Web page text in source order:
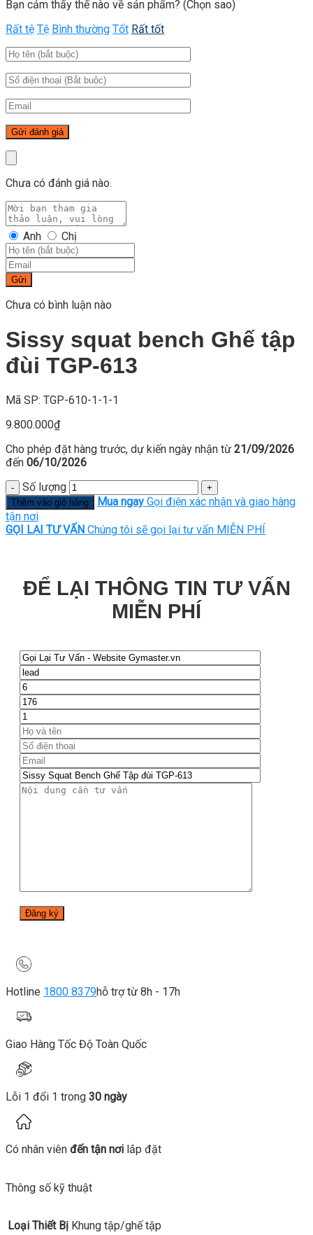
Bạn cảm thấy thế nào về sản phẩm? (Chọn sao)
Rất tệ Tệ Bình thường Tốt Rất tốt
Chưa có đánh giá nào.
Anh Chị
Gửi
Chưa có bình luận nào
Sissy squat bench Ghế tập
đùi TGP-613
Mã SP: TGP-610-1-1-1
9.800.000₫
Cho phép đặt hàng trước, dự kiến ngày nhận từ 21/09/2026
đến 06/10/2026
Số lượng
Thêm vào giỏ hàng Mua ngay Gọi điện xác nhận và giao hàng
tận nơi
GỌI LẠI TƯ VẤN Chúng tôi sẽ gọi lại tư vấn MIỄN PHÍ
ĐỂ LẠI THÔNG TIN TƯ VẤN
MIỄN PHÍ
Hotline 1800 8379hỗ trợ từ 8h - 17h
Giao Hàng Tốc Độ Toàn Quốc
Lỗi 1 đổi 1 trong 30 ngày
Có nhân viên đến tận nơi lắp đặt
Thông số kỹ thuật
Loại Thiết Bị Khung tập/ghế tập